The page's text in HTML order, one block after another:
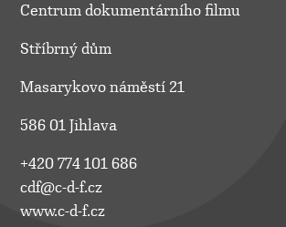
Centrum dokumentárního filmu
Stříbrný dům
Masarykovo náměstí 21
586 01 Jihlava
+420 774 101 686
cdf@c-d-f.cz
www.c-d-f.cz